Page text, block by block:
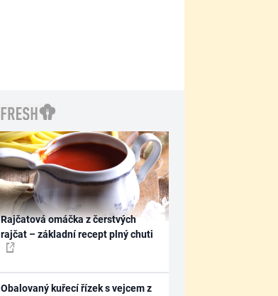
Rajčatová omáčka z čerstvých
rajčat – základní recept plný chuti
Obalovaný kuřecí řízek s vejcem z